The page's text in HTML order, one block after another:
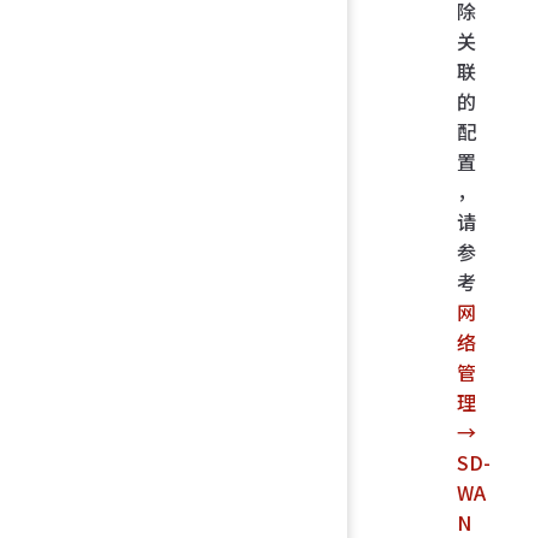
除
关
联
的
配
置
，
请
参
考
网
络
管
理
→
SD-
WA
N